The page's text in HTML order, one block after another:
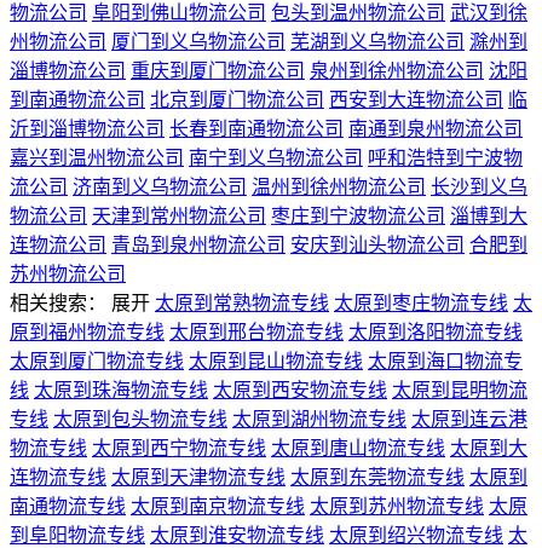
物流公司 阜阳到佛山物流公司 包头到温州物流公司 武汉到徐
州物流公司 厦门到义乌物流公司 芜湖到义乌物流公司 滁州到
淄博物流公司 重庆到厦门物流公司 泉州到徐州物流公司 沈阳
到南通物流公司 北京到厦门物流公司 西安到大连物流公司
临
沂到淄博物流公司 长春到南通物流公司 南通到泉州物流公司
嘉兴到温州物流公司 南宁到义乌物流公司 呼和浩特到宁波物
流公司 济南到义乌物流公司 温州到徐州物流公司 长沙到义乌
物流公司 天津到常州物流公司 枣庄到宁波物流公司 淄博到大
连物流公司 青岛到泉州物流公司 安庆到汕头物流公司 合肥到
苏州物流公司
相关搜索： 展开 太原到常熟物流专线 太原到枣庄物流专线 太
原到福州物流专线 太原到邢台物流专线 太原到洛阳物流专线
太原到厦门物流专线 太原到昆山物流专线 太原到海口物流专
线 太原到珠海物流专线 太原到西安物流专线 太原到昆明物流
专线 太原到包头物流专线 太原到湖州物流专线 太原到连云港
物流专线 太原到西宁物流专线 太原到唐山物流专线 太原到大
连物流专线 太原到天津物流专线 太原到东莞物流专线 太原到
南通物流专线 太原到南京物流专线 太原到苏州物流专线 太原
到阜阳物流专线 太原到淮安物流专线 太原到绍兴物流专线 太